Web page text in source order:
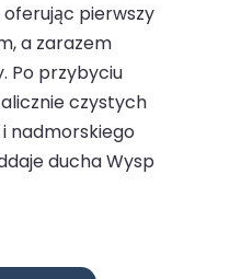
pierwszy
a zarazem
Po przybyciu
czystych
nadmorskiego
ducha Wysp